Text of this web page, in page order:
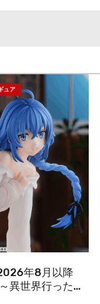
ュア
年8月以降
異世界行ったら
ら「ロキシー」